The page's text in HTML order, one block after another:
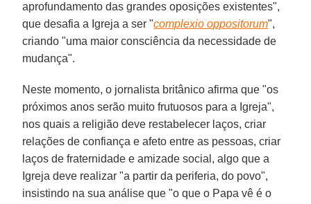
aprofundamento das grandes oposições existentes",
que desafia a Igreja a ser "complexio oppositorum",
criando "uma maior consciência da necessidade de
mudança".
Neste momento, o jornalista britânico afirma que "os
próximos anos serão muito frutuosos para a Igreja",
nos quais a religião deve restabelecer laços, criar
relações de confiança e afeto entre as pessoas, criar
laços de fraternidade e amizade social, algo que a
Igreja deve realizar "a partir da periferia, do povo",
insistindo na sua análise que "o que o Papa vê é o